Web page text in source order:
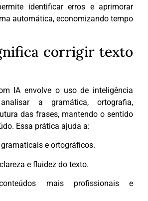
identificar erros e aprimorar
automática, economizando tempo
corrigir texto
IA envolve o uso de inteligência
a gramática, ortografia,
das frases, mantendo o sentido
Essa prática ajuda a:
gramaticais e ortográficos.
e fluidez do texto.
mais profissionais e